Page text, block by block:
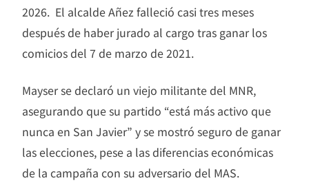
2026. El alcalde Añez falleció casi tres meses
después de haber jurado al cargo tras ganar los
comicios del 7 de marzo de 2021.
Mayser se declaró un viejo militante del MNR,
asegurando que su partido “está más activo que
nunca en San Javier” y se mostró seguro de ganar
las elecciones, pese a las diferencias económicas
de la campaña con su adversario del MAS.